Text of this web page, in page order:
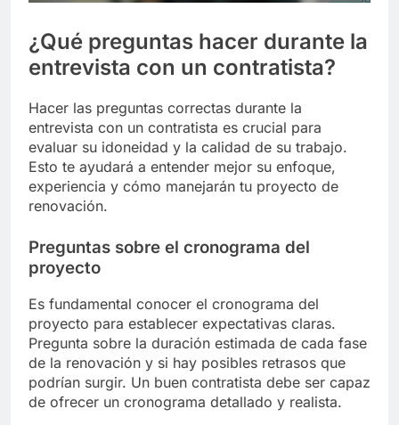
¿Qué preguntas hacer durante la
entrevista con un contratista?
Hacer las preguntas correctas durante la
entrevista con un contratista es crucial para
evaluar su idoneidad y la calidad de su trabajo.
Esto te ayudará a entender mejor su enfoque,
experiencia y cómo manejarán tu proyecto de
renovación.
Preguntas sobre el cronograma del
proyecto
Es fundamental conocer el cronograma del
proyecto para establecer expectativas claras.
Pregunta sobre la duración estimada de cada fase
de la renovación y si hay posibles retrasos que
podrían surgir. Un buen contratista debe ser capaz
de ofrecer un cronograma detallado y realista.